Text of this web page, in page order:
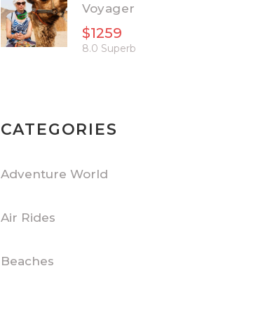
Voyager
$1259
8.0 Superb
CATEGORIES
Adventure World
Air Rides
Beaches